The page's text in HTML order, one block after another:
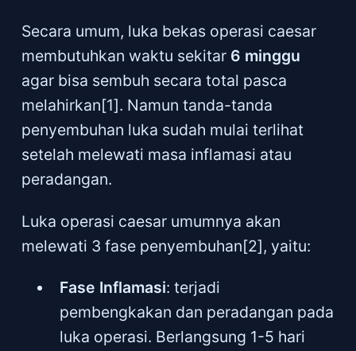
Secara umum, luka bekas operasi caesar
membutuhkan waktu sekitar 6 minggu
agar bisa sembuh secara total pasca
melahirkan[1]. Namun tanda-tanda
penyembuhan luka sudah mulai terlihat
setelah melewati masa inflamasi atau
peradangan.
Luka operasi caesar umumnya akan
melewati 3 fase penyembuhan[2], yaitu:
Fase Inflamasi: terjadi
pembengkakan dan peradangan pada
luka operasi. Berlangsung 1-5 hari